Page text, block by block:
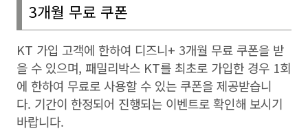
3개월 무료 쿠폰
KT 가입 고객에 한하여 디즈니+ 3개월 무료 쿠폰을 받
을 수 있으며, 패밀리박스 KT를 최초로 가입한 경우 1회
에 한하여 무료로 사용할 수 있는 쿠폰을 제공받습니
다. 기간이 한정되어 진행되는 이벤트로 확인해 보시기
바랍니다.